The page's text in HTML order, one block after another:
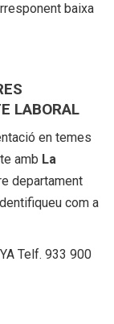
baixa
LABORAL
en temes
amb La
departament
com a
Telf. 933 900